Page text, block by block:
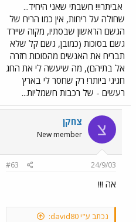
אביתר!!! חשבתי שאני היחיד...
שחולה על ריחות, אין כמו הריח של
הגשם הראשון שבסתיו, מקוה שיירד
גשם בסוכות (כמובן, גשם קל שלא
תבריח את האנשים מהסוכות חזרה
אל בתיהם), מה שיעשה לי את החג
חגיגי ביותר! רק שחסר לי בארץ
רעשים - של רכבות חשמליות...
צ צחקן
New member
24/9/03
#63
אה !!!
נכתב ע"י david80: